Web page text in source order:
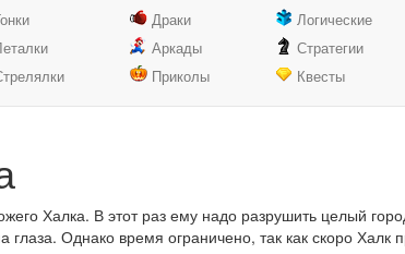
Драки
Аркады
Приколы
Логические
Стратегии
Квесты
Халка. В этот раз ему надо разрушить целый
Однако время ограничено, так как скоро Халк